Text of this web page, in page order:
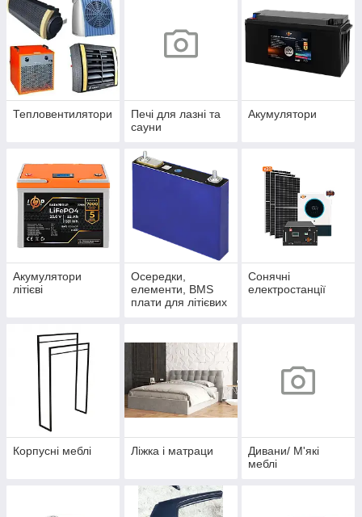
Тепловентилятори
Печі для лазні та
сауни
Акумулятори
Акумулятори
літієві
Осередки,
елементи, BMS
плати для літієвих
Сонячні
електростанції
Корпусні меблі Ліжка і матраци
Дивани/ М'які
меблі